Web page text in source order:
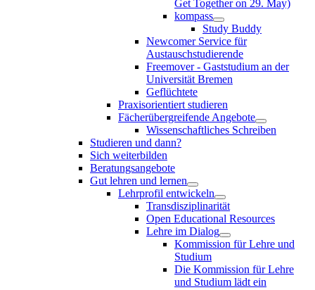
Get Together on 29. May)
kompass
Study Buddy
Newcomer Service für
Austauschstudierende
Freemover - Gaststudium an der
Universität Bremen
Geflüchtete
Praxisorientiert studieren
Fächerübergreifende Angebote
Wissenschaftliches Schreiben
Studieren und dann?
Sich weiterbilden
Beratungsangebote
Gut lehren und lernen
Lehrprofil entwickeln
Transdisziplinarität
Open Educational Resources
Lehre im Dialog
Kommission für Lehre und
Studium
Die Kommission für Lehre
und Studium lädt ein